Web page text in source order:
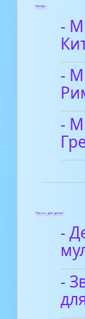
Мифы
-
-
-
Песни для детей
-
-